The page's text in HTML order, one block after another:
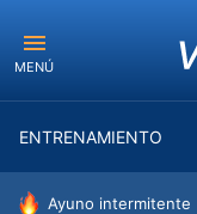
MENÚ
ENTRENAMIENTO
HOY SE HABLA DE
Ayuno intermitente